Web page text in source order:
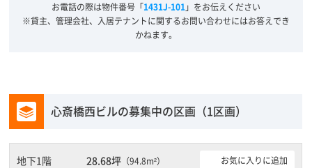
お電話の際は物件番号「1431J-101」をお伝えください
※貸主、管理会社、入居テナントに関するお問い合わせにはお答えでき
かねます。
心斎橋西ビルの募集中の区画（1区画）
地下1階 28.68坪 （94.8m²） お気に入りに追加